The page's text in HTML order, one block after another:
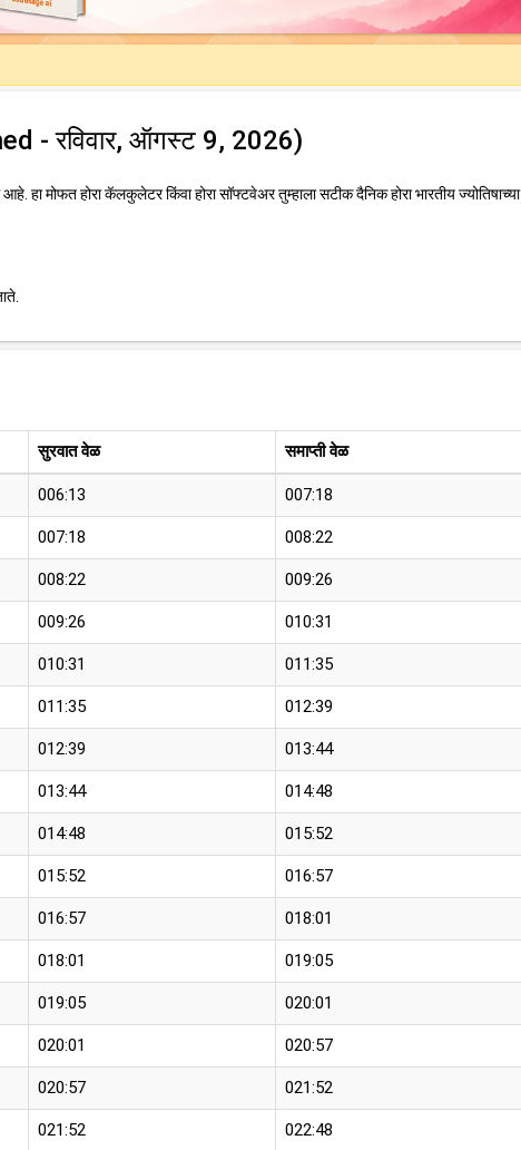
- रविवार, ऑगस्ट 9, 2026)
हा मोफत होरा कॅलकुलेटर किंवा होरा सॉफ्टवेअर तुम्हाला सटीक दैनिक होरा भारतीय ज्योतिषाच्या
सुरवात वेळ समाप्ती वेळ
006:13 007:18
007:18 008:22
008:22 009:26
009:26 010:31
010:31 011:35
011:35 012:39
012:39 013:44
013:44 014:48
014:48 015:52
015:52 016:57
016:57 018:01
018:01 019:05
019:05 020:01
020:01 020:57
020:57 021:52
021:52 022:48